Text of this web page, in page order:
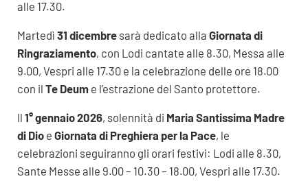
alle 17.30.
Martedì 31 dicembresarà dedicato alla Giornata di
Ringraziamento, con Lodi cantate alle 8.30, Messa alle
9.00, Vespri alle 17.30 e la celebrazione delle ore 18.00
con il Te Deume l’estrazione del Santo protettore.
Il 1° gennaio 2026, solennità di Maria Santissima Madre
di Dioe Giornata di Preghiera per la Pace, le
celebrazioni seguiranno gli orari festivi: Lodi alle 8.30,
Sante Messe alle 9.00 – 10.30 – 18.00, Vespri alle 17.30.